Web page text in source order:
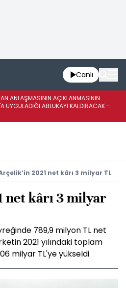
Canlı
ANLAŞMASININ AÇIKLANMASININ
UYGULADIĞI ABLUKAYI KALDIRACAK -
2021 net kârı 3 milyar TL
net kârı 3 milyar
789,9 milyon TL net
2021 yılındaki toplam
milyar TL'ye yükseldi